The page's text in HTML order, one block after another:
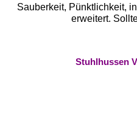
Sauberkeit, Pünktlichkeit,
erweitert.
Stuhlhussen